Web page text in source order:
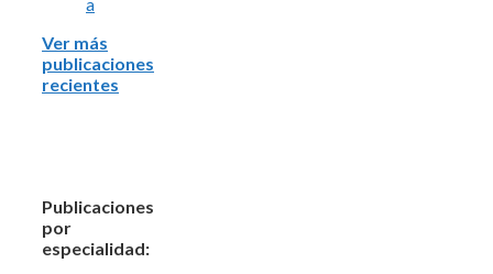
Ver más
publicaciones
recientes
Publicaciones
por
especialidad: